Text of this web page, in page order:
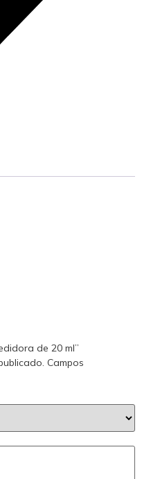
de 20 ml”
Campos